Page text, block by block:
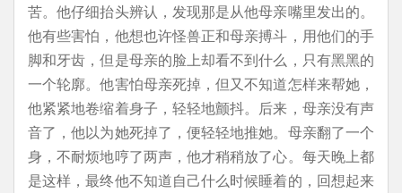
苦。他仔细抬头辨认，发现那是从他母亲嘴里发出的。
他有些害怕，他想也许怪兽正和母亲搏斗，用他们的手
脚和牙齿，但是母亲的脸上却看不到什么，只有黑黑的
一个轮廓。他害怕母亲死掉，但又不知道怎样来帮她，
他紧紧地卷缩着身子，轻轻地颤抖。后来，母亲没有声
音了，他以为她死掉了，便轻轻地推她。母亲翻了一个
身，不耐烦地哼了两声，他才稍稍放了心。每天晚上都
是这样，最终他不知道自己什么时候睡着的，回想起来